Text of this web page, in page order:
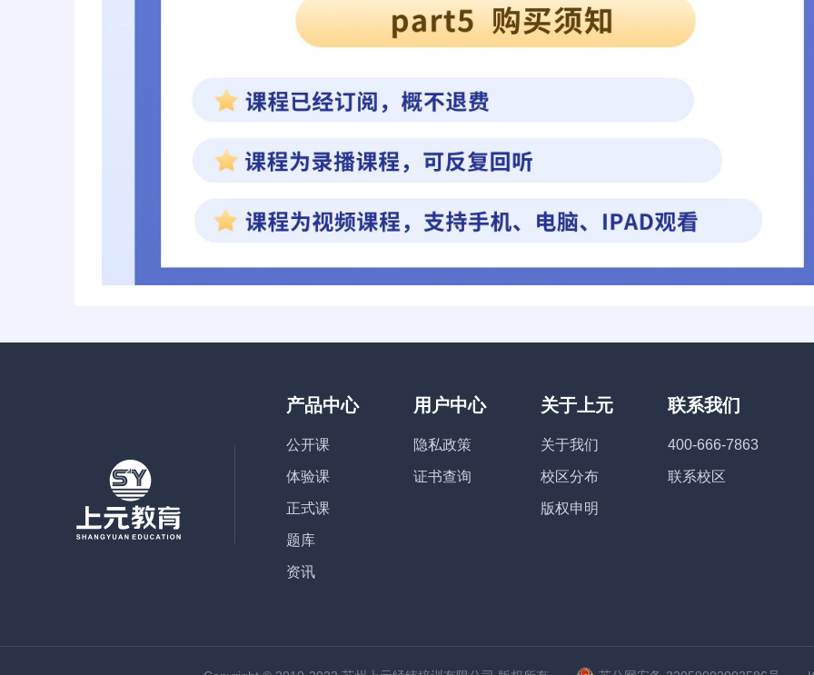
产品中心
公开课
体验课
正式课
题库
资讯
用户中心
隐私政策
证书查询
关于上元
关于我们
校区分布
版权申明
联系我们
400-666-7863
联系校区